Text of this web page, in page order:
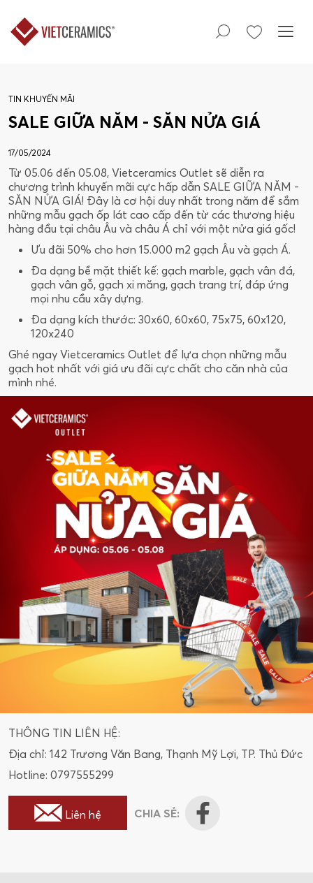
TIN KHUYẾN MÃI
SALE GIỮA NĂM - SĂN NỬA GIÁ
17/05/2024
Từ 05.06 đến 05.08, Vietceramics Outlet sẽ diễn ra
chương trình khuyến mãi cực hấp dẫn SALE GIỮA NĂM -
SĂN NỬA GIÁ! Đây là cơ hội duy nhất trong năm để sắm
những mẫu gạch ốp lát cao cấp đến từ các thương hiệu
hàng đầu tại châu Âu và châu Á chỉ với một nửa giá gốc!
Ưu đãi 50% cho hơn 15.000 m2 gạch Âu và gạch Á.
Đa dạng bề mặt thiết kế: gạch marble, gạch vân đá,
gạch vân gỗ, gạch xi măng, gạch trang trí, đáp ứng
mọi nhu cầu xây dựng.
Đa dạng kích thước: 30x60, 60x60, 75x75, 60x120,
120x240
Ghé ngay Vietceramics Outlet để lựa chọn những mẫu
gạch hot nhất với giá ưu đãi cực chất cho căn nhà của
mình nhé.
THÔNG TIN LIÊN HỆ:
Địa chỉ: 142 Trương Văn Bang, Thạnh Mỹ Lợi, TP. Thủ Đức
Hotline: 0797555299
Liên hệ CHIA SẺ: